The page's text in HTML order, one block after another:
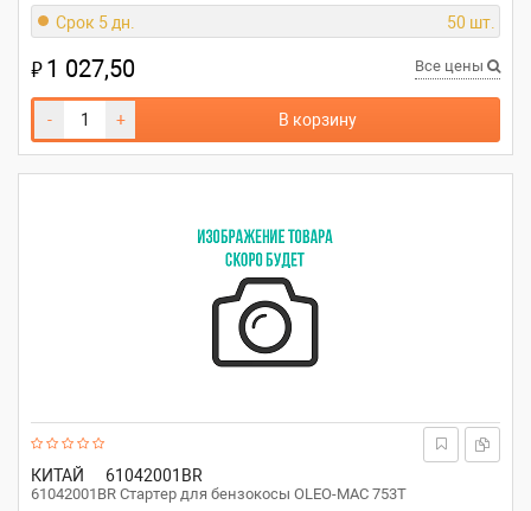
Срок 5 дн. 50 шт.
₽1 027,50 Все цены
- + В корзину
КИТАЙ 61042001BR
61042001BR Стартер для бензокосы OLEO-MAC 753T